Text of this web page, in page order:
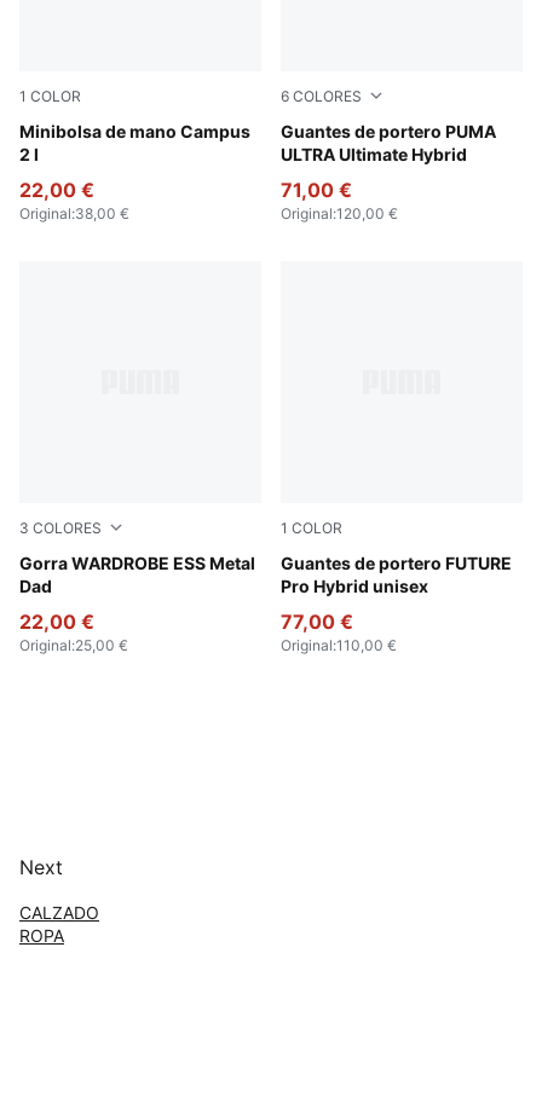
1 COLOR
Minibolsa de mano Campus
2 l
Puma Black
22,00 €
Original:38,00 €
6 COLORES
Guantes de portero PUMA
ULTRA Ultimate Hybrid
PUMA Black-Glowing Red
71,00 €
Original:120,00 €
3 COLORES
Gorra WARDROBE ESS Metal
Dad
Puma Black
22,00 €
Original:25,00 €
1 COLOR
Guantes de portero FUTURE
Pro Hybrid unisex
Creamy Vanilla-Mint Jelly-
77,00 €
Original:110,00 €
Next
CALZADO
ROPA